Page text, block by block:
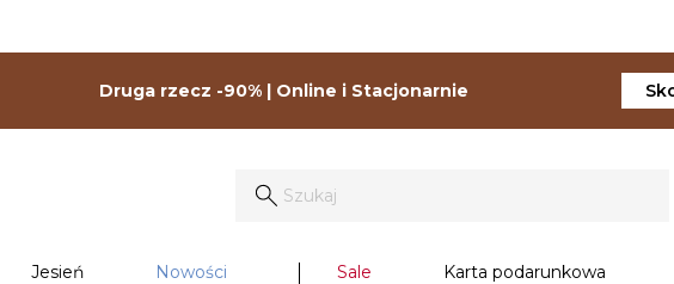
Druga rzecz -90% | Online i Stacjonarnie
Jesień Nowości Sale Karta podarunkowa